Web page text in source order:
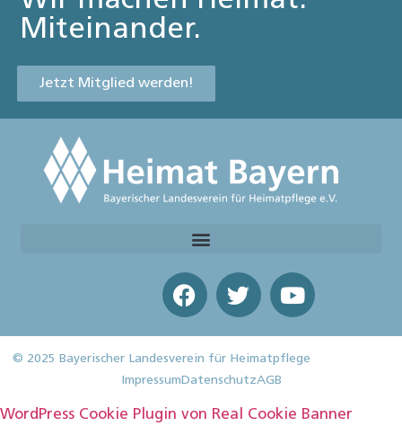
Miteinander.
Jetzt Mitglied werden!
© 2025 Bayerischer Landesverein für Heimatpflege
ImpressumDatenschutzAGB
WordPress Cookie Plugin von Real Cookie Banner